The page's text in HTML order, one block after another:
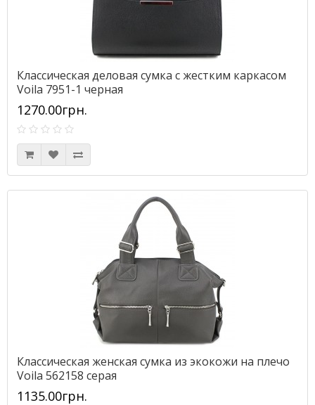
Классическая деловая сумка с жестким каркасом
Voila 7951-1 черная
1270.00грн.
Классическая женская сумка из экокожи на плечо
Voila 562158 серая
1135.00грн.